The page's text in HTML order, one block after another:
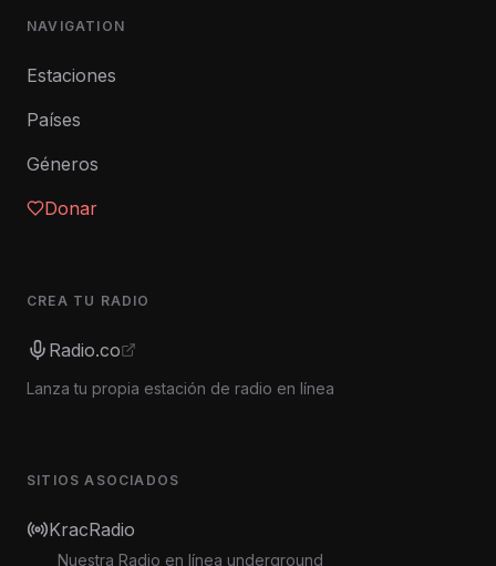
NAVIGATION
Estaciones
Países
Géneros
Donar
CREA TU RADIO
Radio.co
Lanza tu propia estación de radio en línea
SITIOS ASOCIADOS
KracRadio
Nuestra Radio en línea underground